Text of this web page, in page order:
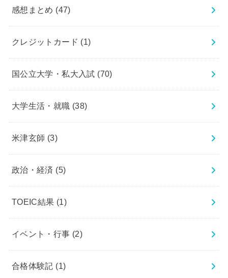
感想まとめ (47)
クレジットカード (1)
国公立大学・私大入試 (70)
大学生活・就職 (38)
米津玄師 (3)
政治・経済 (5)
TOEIC結果 (1)
イベント・行事 (2)
合格体験記 (1)